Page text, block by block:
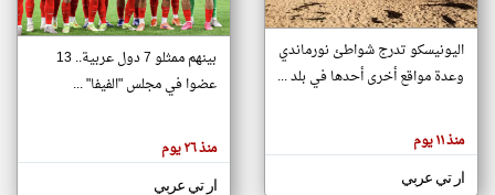
تغيير الدولة
اخبار جزر القمر على مدار الساعة
أهم اخبار جزر القمر العاجلة والمباشرة
هنا عن
وجهة
كاتبيها.
اليونيسكو تدرج شواطئ نورماندي
وعدة مواقع أخرى أحدها في بلد ...
منذ ١١ يوم
ار تي عربي
بينهم ممثلو 7 دول عربية.. 13
عضوا في مجلس "الفيفا" ...
منذ ٢٦ يوم
ار تي عربي
klyoum.com